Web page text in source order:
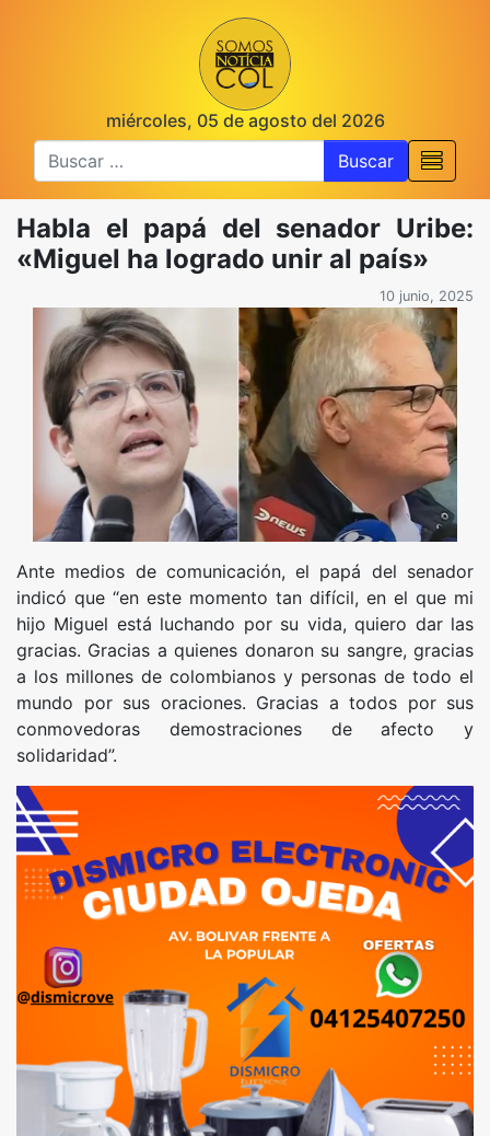
miércoles, 05 de agosto del 2026
Buscar
Habla el papá del senador Uribe:
«Miguel ha logrado unir al país»
10 junio, 2025
Ante medios de comunicación, el papá del senador
indicó que “en este momento tan difícil, en el que mi
hijo Miguel está luchando por su vida, quiero dar las
gracias. Gracias a quienes donaron su sangre, gracias
a los millones de colombianos y personas de todo el
mundo por sus oraciones. Gracias a todos por sus
conmovedoras demostraciones de afecto y
solidaridad”.